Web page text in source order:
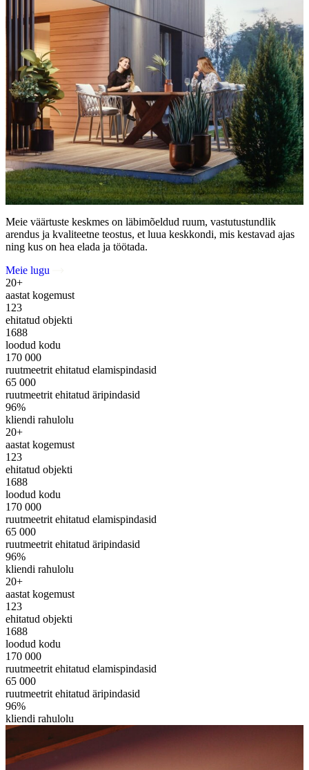
Meie väärtuste keskmes on läbimõeldud ruum, vastutustundlik
arendus ja kvaliteetne teostus, et luua keskkondi, mis kestavad ajas
ning kus on hea elada ja töötada.
Meie lugu
20+
aastat kogemust
123
ehitatud objekti
1688
loodud kodu
170 000
ruutmeetrit ehitatud elamispindasid
65 000
ruutmeetrit ehitatud äripindasid
96%
kliendi rahulolu
20+
aastat kogemust
123
ehitatud objekti
1688
loodud kodu
170 000
ruutmeetrit ehitatud elamispindasid
65 000
ruutmeetrit ehitatud äripindasid
96%
kliendi rahulolu
20+
aastat kogemust
123
ehitatud objekti
1688
loodud kodu
170 000
ruutmeetrit ehitatud elamispindasid
65 000
ruutmeetrit ehitatud äripindasid
96%
kliendi rahulolu